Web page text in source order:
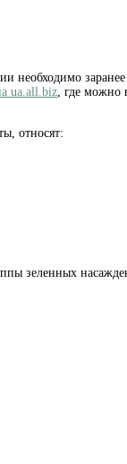
заранее
ua.all.biz , где можно
относят:
зеленных